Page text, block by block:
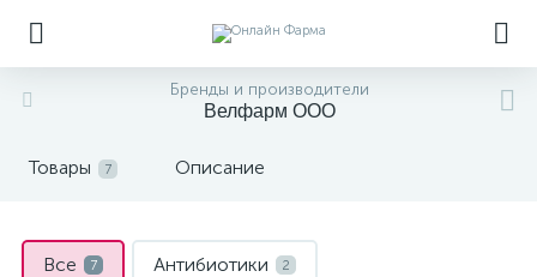
Бренды и производители
Велфарм ООО
Товары 7 Описание
Все 7 Антибиотики 2